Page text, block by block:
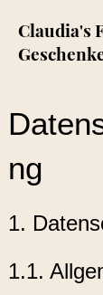
Claudia's
ng
1.
1.1.